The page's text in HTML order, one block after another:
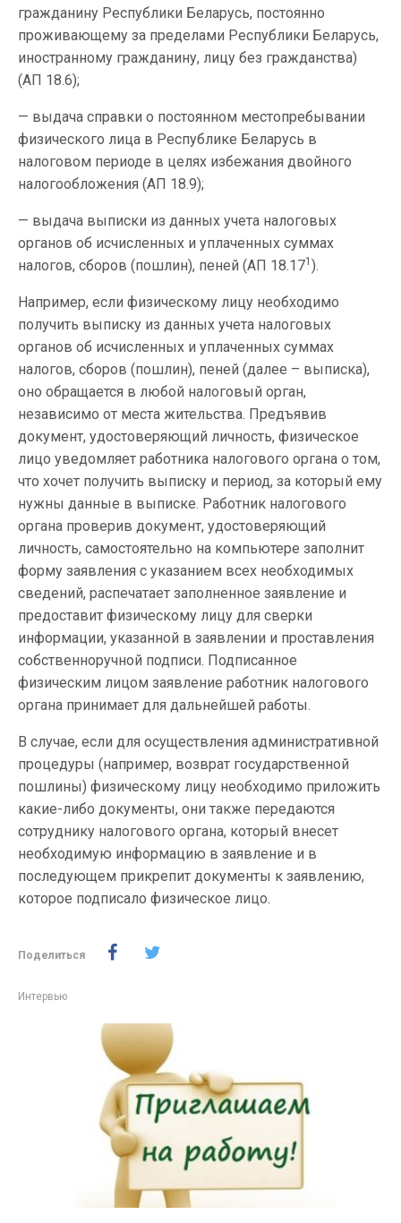
гражданину Республики Беларусь, постоянно
проживающему за пределами Республики Беларусь,
иностранному гражданину, лицу без гражданства)
(АП 18.6);
— выдача справки о постоянном местопребывании
физического лица в Республике Беларусь в
налоговом периоде в целях избежания двойного
налогообложения (АП 18.9);
— выдача выписки из данных учета налоговых
органов об исчисленных и уплаченных суммах
налогов, сборов (пошлин), пеней (АП 18.171 ).
Например, если физическому лицу необходимо
получить выписку из данных учета налоговых
органов об исчисленных и уплаченных суммах
налогов, сборов (пошлин), пеней (далее – выписка),
оно обращается в любой налоговый орган,
независимо от места жительства. Предъявив
документ, удостоверяющий личность, физическое
лицо уведомляет работника налогового органа о том,
что хочет получить выписку и период, за который ему
нужны данные в выписке. Работник налогового
органа проверив документ, удостоверяющий
личность, самостоятельно на компьютере заполнит
форму заявления с указанием всех необходимых
сведений, распечатает заполненное заявление и
предоставит физическому лицу для сверки
информации, указанной в заявлении и проставления
собственноручной подписи. Подписанное
физическим лицом заявление работник налогового
органа принимает для дальнейшей работы.
В случае, если для осуществления административной
процедуры (например, возврат государственной
пошлины) физическому лицу необходимо приложить
какие-либо документы, они также передаются
сотруднику налогового органа, который внесет
необходимую информацию в заявление и в
последующем прикрепит документы к заявлению,
которое подписало физическое лицо.
Поделиться
Интервью